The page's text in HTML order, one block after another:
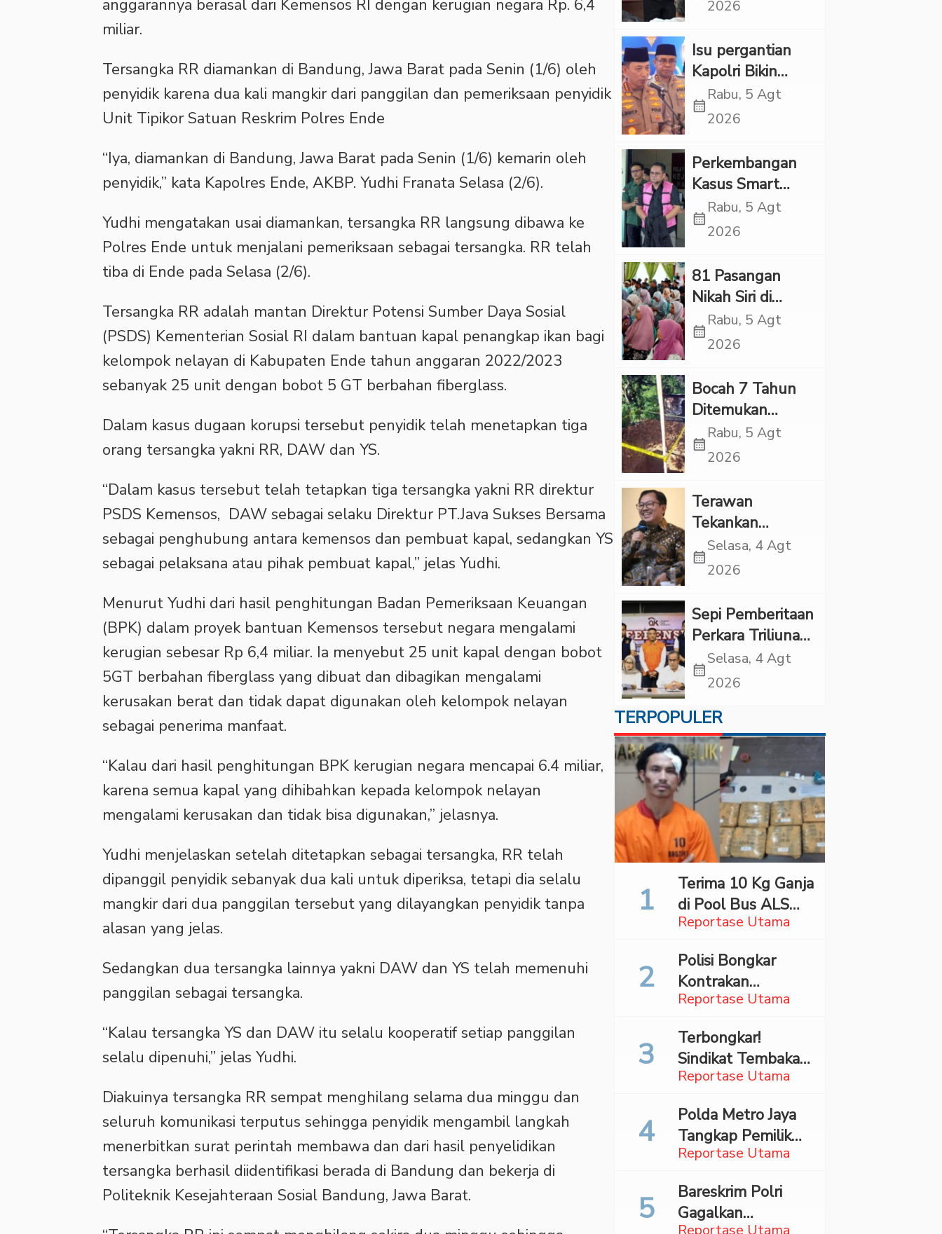
anggarannya berasal dari Kemensos RI dengan kerugian negara Rp. 6,4
miliar.
Tersangka RR diamankan di Bandung, Jawa Barat pada Senin (1/6) oleh
penyidik karena dua kali mangkir dari panggilan dan pemeriksaan penyidik
Unit Tipikor Satuan Reskrim Polres Ende
“Iya, diamankan di Bandung, Jawa Barat pada Senin (1/6) kemarin oleh
penyidik,” kata Kapolres Ende, AKBP. Yudhi Franata Selasa (2/6).
Yudhi mengatakan usai diamankan, tersangka RR langsung dibawa ke
Polres Ende untuk menjalani pemeriksaan sebagai tersangka. RR telah
tiba di Ende pada Selasa (2/6).
Tersangka RR adalah mantan Direktur Potensi Sumber Daya Sosial
(PSDS) Kementerian Sosial RI dalam bantuan kapal penangkap ikan bagi
kelompok nelayan di Kabupaten Ende tahun anggaran 2022/2023
sebanyak 25 unit dengan bobot 5 GT berbahan fiberglass.
Dalam kasus dugaan korupsi tersebut penyidik telah menetapkan tiga
orang tersangka yakni RR, DAW dan YS.
“Dalam kasus tersebut telah tetapkan tiga tersangka yakni RR direktur
PSDS Kemensos, DAW sebagai selaku Direktur PT.Java Sukses Bersama
sebagai penghubung antara kemensos dan pembuat kapal, sedangkan YS
sebagai pelaksana atau pihak pembuat kapal,” jelas Yudhi.
Menurut Yudhi dari hasil penghitungan Badan Pemeriksaan Keuangan
(BPK) dalam proyek bantuan Kemensos tersebut negara mengalami
kerugian sebesar Rp 6,4 miliar. Ia menyebut 25 unit kapal dengan bobot
5GT berbahan fiberglass yang dibuat dan dibagikan mengalami
kerusakan berat dan tidak dapat digunakan oleh kelompok nelayan
sebagai penerima manfaat.
“Kalau dari hasil penghitungan BPK kerugian negara mencapai 6.4 miliar,
karena semua kapal yang dihibahkan kepada kelompok nelayan
mengalami kerusakan dan tidak bisa digunakan,” jelasnya.
Yudhi menjelaskan setelah ditetapkan sebagai tersangka, RR telah
dipanggil penyidik sebanyak dua kali untuk diperiksa, tetapi dia selalu
mangkir dari dua panggilan tersebut yang dilayangkan penyidik tanpa
alasan yang jelas.
Sedangkan dua tersangka lainnya yakni DAW dan YS telah memenuhi
panggilan sebagai tersangka.
“Kalau tersangka YS dan DAW itu selalu kooperatif setiap panggilan
selalu dipenuhi,” jelas Yudhi.
Diakuinya tersangka RR sempat menghilang selama dua minggu dan
seluruh komunikasi terputus sehingga penyidik mengambil langkah
menerbitkan surat perintah membawa dan dari hasil penyelidikan
tersangka berhasil diidentifikasi berada di Bandung dan bekerja di
Politeknik Kesejahteraan Sosial Bandung, Jawa Barat.
Minta Negara
Melindungi
Korban
2026
Isu pergantian
Kapolri Bikin
Panas, JMP Puji
Respons Jenderal
“Adem”
calendar_month
Rabu, 5 Agt
2026
Perkembangan
Kasus Smart
Village, Jaksa
Kembali Periksa
calendar_month
Rabu, 5 Agt
2026
81 Pasangan
Nikah Siri di
Tapsel Ikuti
Sidang Isbat
calendar_month
Rabu, 5 Agt
2026
Bocah 7 Tahun
Ditemukan
Tewas dalam
Sumur di Tapsel,
Kekerasan
calendar_month
Rabu, 5 Agt
2026
Terawan
Tekankan
Pentingnya
Inovasi
di “Indonesian
Brain Forum
2026 UPN
Veteran Jakarta”
calendar_month
Selasa, 4 Agt
2026
Sepi Pemberitaan
Perkara Triliunan
Rupiah Investree,
Ternyata Sudah
calendar_month
Selasa, 4 Agt
2026
TERPOPULER
Reportase Utama
Terima 10 Kg Ganja
di Pool Bus ALS
Surabaya,
Madina Ditangkap
Bareskrim
Reportase Utama
Polisi Bongkar
Kontrakan
Penyimpan 27,96
Reportase Utama
Terbongkar!
Sindikat Tembakau
Sintetis Bermodus
di Jaksel
Reportase Utama
Polda Metro Jaya
Tangkap Pemilik
Akun TikTok
Hoaks Ajakan
Demo Turunkan
Reportase Utama
Bareskrim Polri
Gagalkan